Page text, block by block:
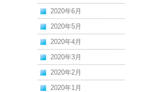
2020年6月
2020年5月
2020年4月
2020年3月
2020年2月
2020年1月